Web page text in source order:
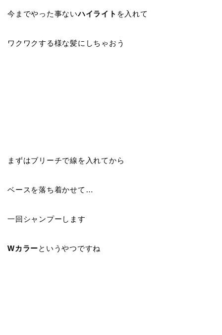
今までやった事ないハイライト を入れて
ワクワクする様な髪にしちゃおう
まずはブリーチで線を入れてから
ベースを落ち着かせて…
一回シャンプーします
Wカラーというやつですね